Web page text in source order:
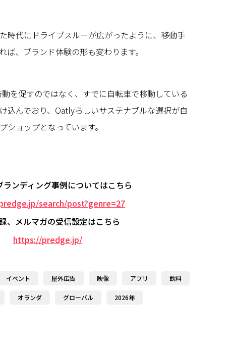
時代にドライブスルーが広がったように、移動手
ば、ブランド体験の形も変わります。
を促すのではなく、すでに自転車で移動している
込んでおり、Oatlyらしいサステナブルな選択が自
ョップとなっています。
ランディング事例についてはこちら
search/post?genre=27
、メルマガの受信設定はこちら
https://predge.jp/
イベント 屋外広告 映像 アプリ 飲料
オランダ グローバル 2026年